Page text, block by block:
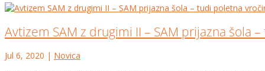
Avtizem SAM z drugimi II – SAM prijazna šola
Jul 6, 2020 | Novica